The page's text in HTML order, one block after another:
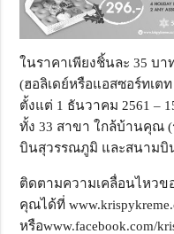
ในราคาเพียงชิ้นละ 35 บ
(ฮอลิเดย์หรือแอสซอร์ทเต
ตั้งแต่ 1 ธันวาคม 2561 –
ทั้ง 33 สาขา ใกล้บ้านคุณ
บินสุวรรณภูมิ และสนามบิ
ติดตามความเคลื่อนไหวข
คุณได้ที่
หรือwww.facebook.com/